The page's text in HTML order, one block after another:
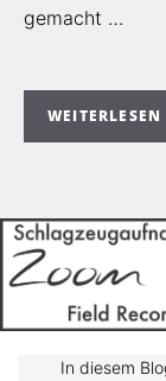
gemacht …
In diesem